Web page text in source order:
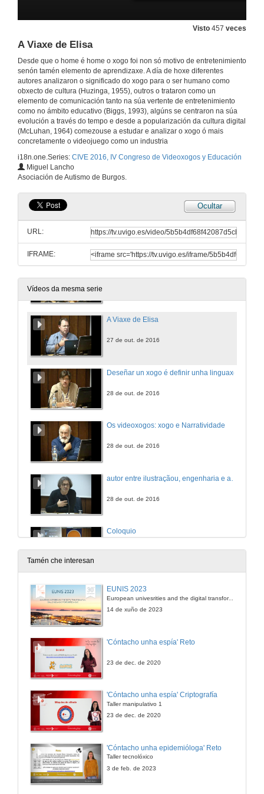
Visto 457 veces
A Viaxe de Elisa
Desde que o home é home o xogo foi non só motivo de entretenimiento
senón tamén elemento de aprendizaxe. A día de hoxe diferentes
autores analizaron o significado do xogo para o ser humano como
obxecto de cultura (Huzinga, 1955), outros o trataron como un
elemento de comunicación tanto na súa vertente de entretenimiento
como no ámbito educativo (Biggs, 1993), algúns se centraron na súa
evolución a través do tempo e desde a popularización da cultura digital
(McLuhan, 1964) comezouse a estudar e analizar o xogo ó mais
concretamente o videojuego como un industria
i18n.one.Series: CIVE 2016, IV Congreso de Videoxogos y Educación
Miguel Lancho
Asociación de Autismo de Burgos.
Ocultar
URL:
IFRAME:
Vídeos da mesma serie
Proposta de gamificación nas aulas de Educación Primaria
27 de out. de 2016
Vai de volta: un dispositivo lúdico-educativo para abordar a alfabetización digital de nenos e nenas
27 de out. de 2016
Identificación das Competencias Emocionais Desenvolvidas ao Programar Videoxogos na Educación Superior
27 de out. de 2016
Un estudo inicial dos serious games para adestramento quirúrxico
27 de out. de 2016
+Cidadania (+Cidadanía): a integración de recursos educativos digitales e a aprendizaxe participativo dos nenos
A Viaxe de Elisa
27 de out. de 2016
Deseñar un xogo é definir unha linguaxe
28 de out. de 2016
Os videoxogos: xogo e Narratividade
28 de out. de 2016
28 de out. de 2016
Coloquio
28 de out. de 2016
Tamén che interesan
EUNIS 2023
European univesrities and the digital transformation: challenges and opportunities ahead
14 de xuño de 2023
'Cóntacho unha espía' Reto
23 de dec. de 2020
'Cóntacho unha espía' Criptografía
Taller manipulativo 1
23 de dec. de 2020
'Cóntacho unha epidemióloga' Reto
Taller tecnolóxico
3 de feb. de 2023